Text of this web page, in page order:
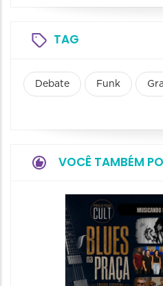
TAG
Debate Funk
VOCÊ TAMBÉM